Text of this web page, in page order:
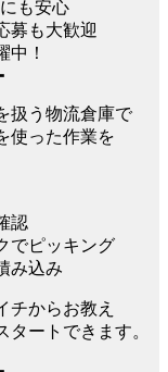
も安心
募も大歓迎
中！
扱う物流倉庫で
使った作業を
認
でピッキング
み込み
チからお教え
タートできます。